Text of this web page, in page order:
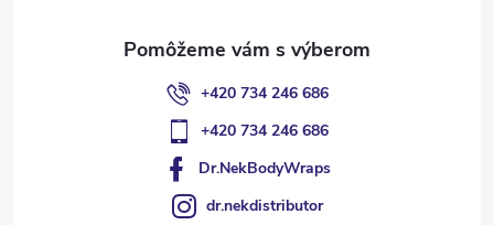
+420 734 246 686
+420 734 246 686
Dr.NekBodyWraps
dr.nekdistributor